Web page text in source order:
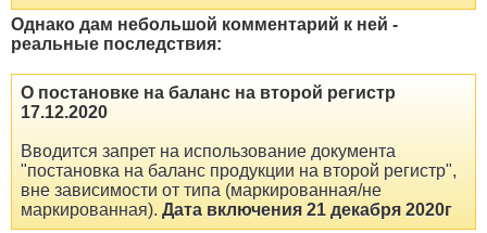
Однако дам небольшой комментарий к ней -
реальные последствия:
О постановке на баланс на второй регистр
17.12.2020
Вводится запрет на использование документа
"постановка на баланс продукции на второй регистр",
вне зависимости от типа (маркированная/не
маркированная). Дата включения 21 декабря 2020г